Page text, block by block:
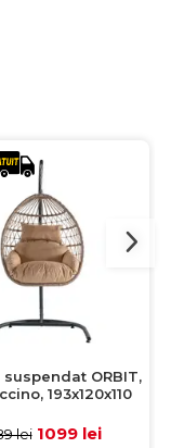
ORBIT,
193x120x110
lei 1099 lei